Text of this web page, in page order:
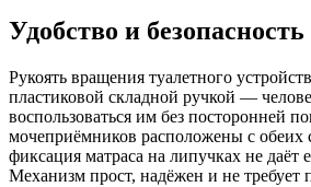
Удобство и безопасность
Рукоять вращения туалетного
пластиковой складной ручкой —
воспользоваться им без посторонней
мочеприёмников расположены с обеих
фиксация матраса на липучках не даёт
Механизм прост, надёжен и не требует